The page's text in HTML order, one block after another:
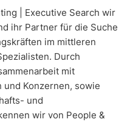
| Executive Search wir
ihr Partner für die Suche
im mittleren
Durch
mit
Konzernen, sowie
und
wir von People &